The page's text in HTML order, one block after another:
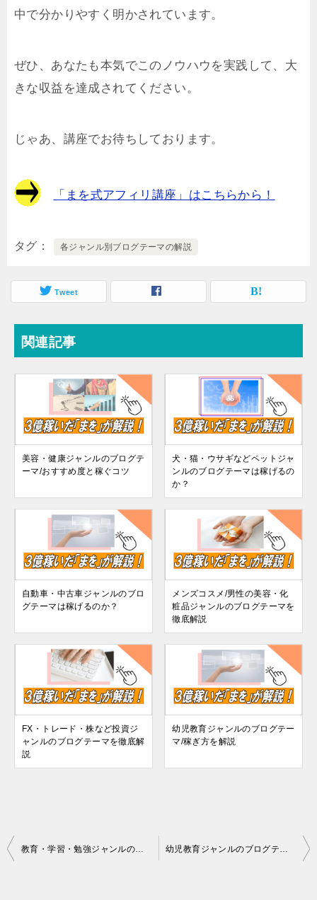
中で分かりやすく明かされています。
ぜひ、あなたも本気でこのノウハウを実践して、大
きな収益を達成されてください。
じゃあ、講座でお待ちしております。
「まを式アフィリ講座」はこちらから！
タグ 各ジャンル別ブログテーマの解説
Tweet
関連記事
美容・健康ジャンルのブログテ
ーマ/おすすめ度と稼ぐコツ
犬・猫・ウサギなどペットジャ
ンルのブログテーマは稼げるの
か？
自動車・中古車ジャンルのブロ
グテーマは稼げるのか？
メンズコスメ/男性の美容・化
粧品ジャンルのブログテーマを
徹底解説
FX・トレード・株など投資ジ
ャンルのブログテーマを徹底解
説
幼児教育ジャンルのブログテー
マ/稼ぎ方を解説
投